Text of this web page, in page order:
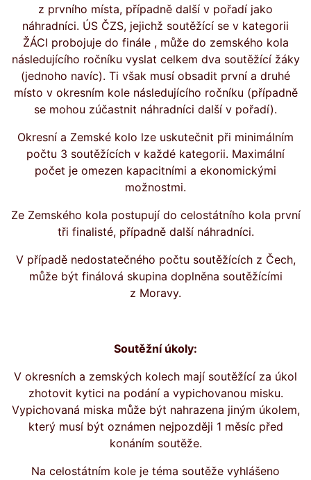
z prvního místa, případně další v pořadí jako
náhradníci. ÚS ČZS, jejichž soutěžící se v kategorii
ŽÁCI probojuje do finále , může do zemského kola
následujícího ročníku vyslat celkem dva soutěžící žáky
(jednoho navíc). Ti však musí obsadit první a druhé
místo v okresním kole následujícího ročníku (případně
se mohou zúčastnit náhradníci další v pořadí).
Okresní a Zemské kolo lze uskutečnit při minimálním
počtu 3 soutěžících v každé kategorii. Maximální
počet je omezen kapacitními a ekonomickými
možnostmi.
Ze Zemského kola postupují do celostátního kola první
tři finalisté, případně další náhradníci.
V případě nedostatečného počtu soutěžících z Čech,
může být finálová skupina doplněna soutěžícími
z Moravy.
Soutěžní úkoly:
V okresních a zemských kolech mají soutěžící za úkol
zhotovit kytici na podání a vypichovanou misku.
Vypichovaná miska může být nahrazena jiným úkolem,
který musí být oznámen nejpozději 1 měsíc před
konáním soutěže.
Na celostátním kole je téma soutěže vyhlášeno